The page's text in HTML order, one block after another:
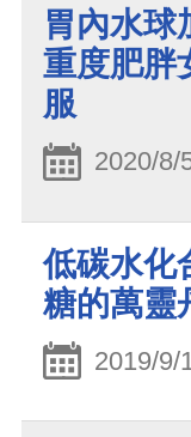
胃內水球
重度肥胖
服
2020/8/
低碳水化
糖的萬靈
2019/9/